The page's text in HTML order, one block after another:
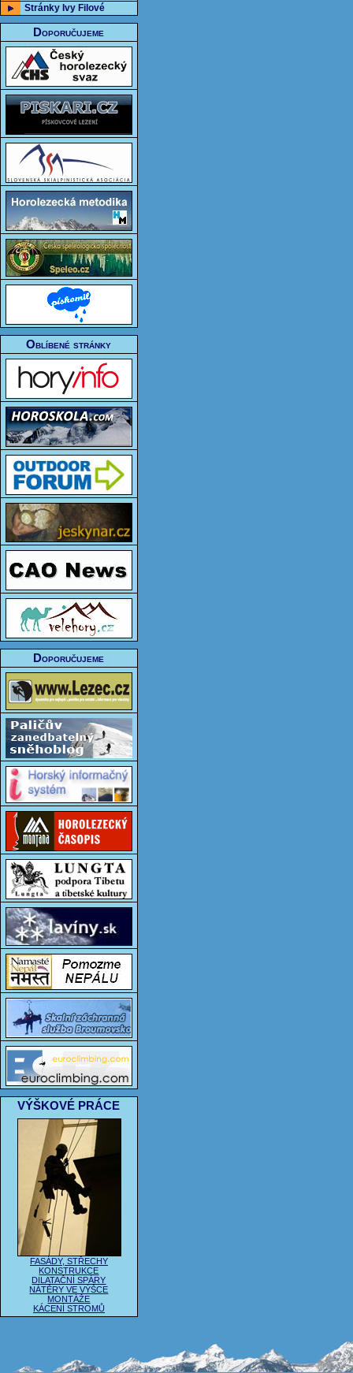
Stránky Ivy Filové
Doporučujeme
Oblíbené stránky
Doporučujeme
VÝŠKOVÉ PRÁCE
FASÁDY, STŘECHY
KONSTRUKCE
DILATAČNÍ SPÁRY
NÁTĚRY VE VÝŠCE
MONTÁŽE
KÁCENÍ STROMŮ